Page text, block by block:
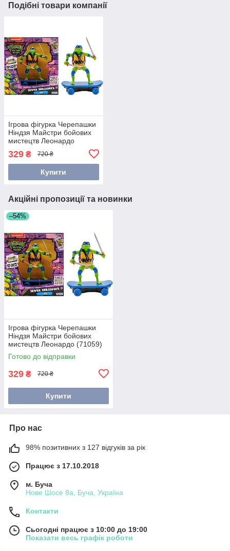
Подібні товари компанії
Ігрова фігурка Черепашки
Ніндзя Майстри бойових
мистецтв Леонардо
329 ₴ 720 ₴
Купити
Акційні пропозиції та новинки
–54%
Ігрова фігурка Черепашки
Ніндзя Майстри бойових
мистецтв Леонардо (71059)
Готово до відправки
329 ₴ 720 ₴
Купити
Про нас
98% позитивних з 127 відгуків за рік
Працює з 17.10.2018
м. Буча
Нове Шосе 8а, Буча, Україна
Контакти
Сьогодні працює з 10:00 до 19:00
Показати весь графік роботи